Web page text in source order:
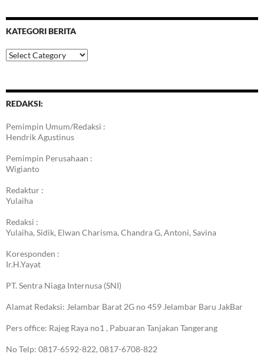
KATEGORI BERITA
Kategori
Berita
REDAKSI:
Pemimpin Umum/Redaksi :
Hendrik Agustinus
Pemimpin Perusahaan :
Wigianto
Redaktur :
Yulaiha
Redaksi :
Yulaiha, Sidik, Elwan Charisma, Chandra G, Antoni, Savina
Koresponden :
Ir.H.Yayat
PT. Sentra Niaga Internusa (SNI)
Alamat Redaksi: Jelambar Barat 2G no 459 Jelambar Baru JakBar
Pers office: Rajeg Raya no1 , Pabuaran Tanjakan Tangerang
No Telp: 0817-6592-822, 0817-6708-822